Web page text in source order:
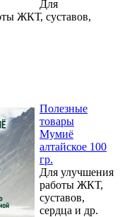
Для
ЖКТ, суставов,
Полезные
товары
Мумиё
алтайское 100
гр.
Для улучшения
работы ЖКТ,
суставов,
сердца и др.